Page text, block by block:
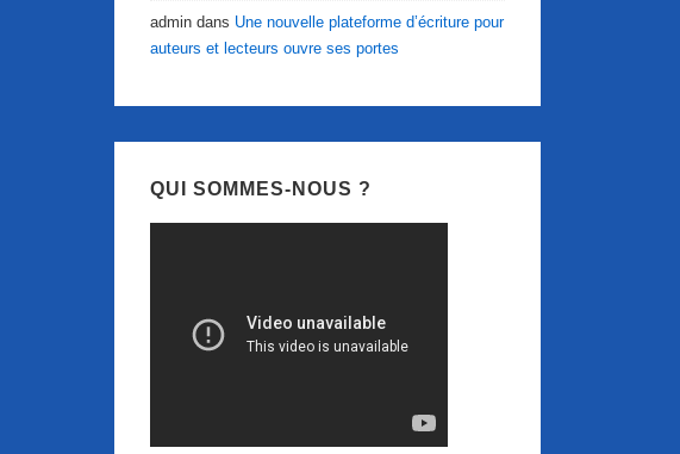
admin dans Une nouvelle plateforme d’écriture pour
auteurs et lecteurs ouvre ses portes
QUI SOMMES-NOUS ?